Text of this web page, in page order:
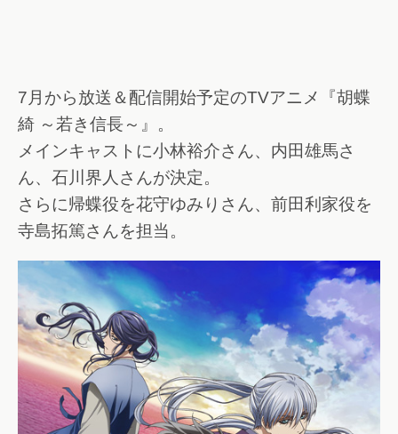
7月から放送＆配信開始予定のTVアニメ『胡蝶
綺 ～若き信長～』。
メインキャストに小林裕介さん、内田雄馬さ
ん、石川界人さんが決定。
さらに帰蝶役を花守ゆみりさん、前田利家役を
寺島拓篤さんを担当。